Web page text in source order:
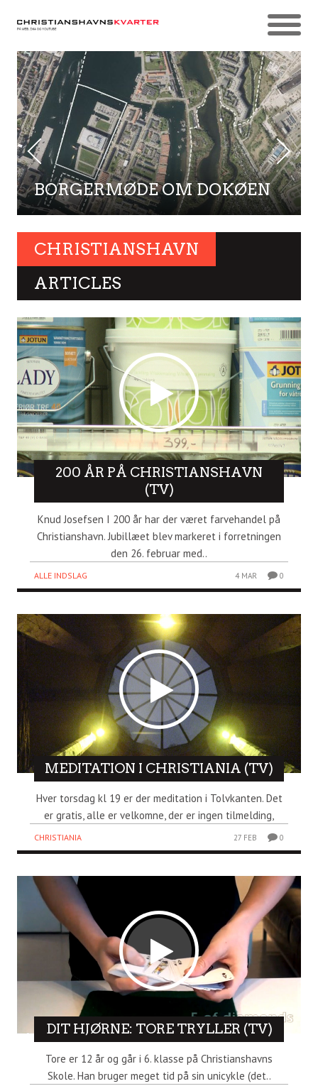
BORGERMØDE OM DOKØEN
CHRISTIANSHAVN
ARTICLES
200 ÅR PÅ CHRISTIANSHAVN
(TV)
Knud Josefsen I 200 år har der været farvehandel på
Christianshavn. Jubillæet blev markeret i forretningen
den 26. februar med..
ALLE INDSLAG 4 MAR 0
MEDITATION I CHRISTIANIA (TV)
Hver torsdag kl 19 er der meditation i Tolvkanten. Det
er gratis, alle er velkomne, der er ingen tilmelding,
CHRISTIANIA 27 FEB 0
DIT HJØRNE: TORE TRYLLER (TV)
Tore er 12 år og går i 6. klasse på Christianshavns
Skole. Han bruger meget tid på sin unicykle (det..